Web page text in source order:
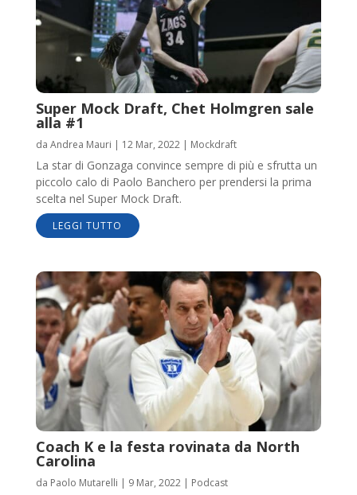
Super Mock Draft, Chet Holmgren sale
alla #1
da Andrea Mauri | 12 Mar, 2022| Mockdraft
La star di Gonzaga convince sempre di più e sfrutta un
piccolo calo di Paolo Banchero per prendersi la prima
scelta nel Super Mock Draft.
LEGGI TUTTO
Coach K e la festa rovinata da North
Carolina
da Paolo Mutarelli | 9 Mar, 2022| Podcast